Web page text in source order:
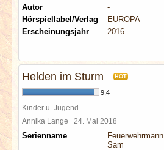
Autor
-
Hörspiellabel/Verlag
EUROPA
Erscheinungsjahr
2016
Helden im Sturm HOT
9,4
Kinder u. Jugend
Annika Lange 24. Mai 2018
Serienname
Feuerwehrmann
Sam